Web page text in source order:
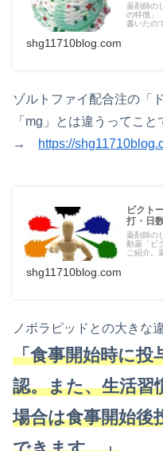
薬剤師の
の特徴」
書いたの
shg11710blog.com
ゾルトファイ配合注の「
「mg」とは違うってこと
→
https://
ビクト
打・日
薬剤師の
動薬「ビ
ご紹介。
shg11710blog.com
ノボラピッドとの大きな
「食事開始時に投
認。また、生活習
場合は食事開始後